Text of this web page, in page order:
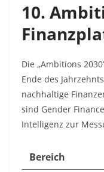
10.
Die „Ambitions
Ende des
nachhaltige
sind Gender
Intelligenz zur
Bereich